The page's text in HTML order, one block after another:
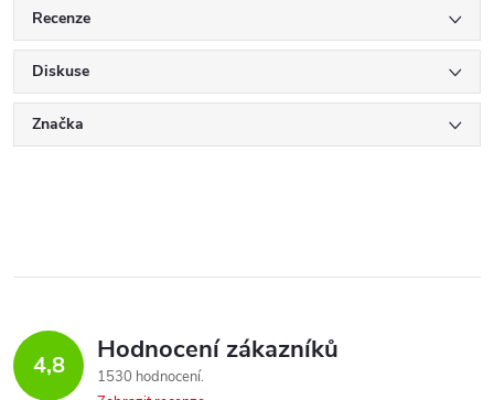
Recenze
Diskuse
Značka
4,8 Hodnocení zákazníků
1530 hodnocení